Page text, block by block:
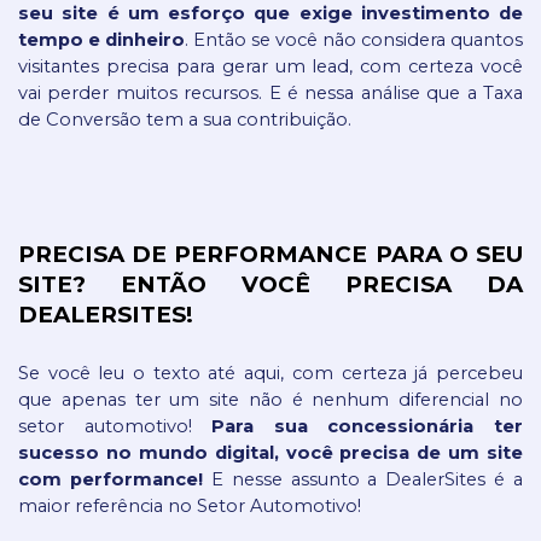
seu site é um esforço que exige investimento de
tempo e dinheiro. Então se você não considera quantos
visitantes precisa para gerar um lead, com certeza você
vai perder muitos recursos. E é nessa análise que a Taxa
de Conversão tem a sua contribuição.
PRECISA DE PERFORMANCE PARA O SEU
SITE? ENTÃO VOCÊ PRECISA DA
DEALERSITES!
Se você leu o texto até aqui, com certeza já percebeu
que apenas ter um site não é nenhum diferencial no
setor automotivo! Para sua concessionária ter
sucesso no mundo digital, você precisa de um site
com performance! E nesse assunto a DealerSites é a
maior referência no Setor Automotivo!